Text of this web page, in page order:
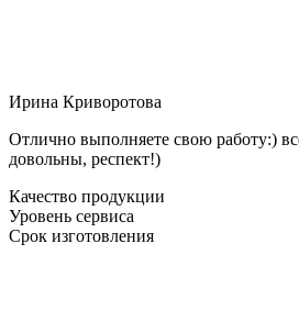
Ирина Криворотова
Отлично выполняете свою работу:)
довольны, респект!)
Качество продукции
Уровень сервиса
Срок изготовления